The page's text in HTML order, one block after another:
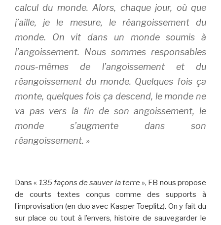
calcul du monde. Alors, chaque jour, où que
j’aille, je le mesure, le réangoissement du
monde. On vit dans un monde soumis à
l’angoissement. Nous sommes responsables
nous-mêmes de l’angoissement et du
réangoissement du monde. Quelques fois ça
monte, quelques fois ça descend, le monde ne
va pas vers la fin de son angoissement, le
monde s’augmente dans son
réangoissement. »
Dans « 135 façons de sauver la terre », FB nous propose
de courts textes conçus comme des supports à
l’improvisation (en duo avec Kasper Toeplitz). On y fait du
sur place ou tout à l’envers, histoire de sauvegarder le